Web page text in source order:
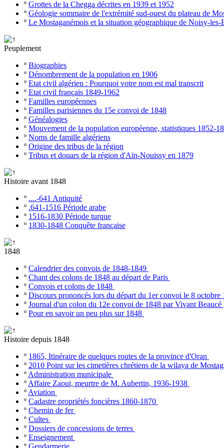
º Grottes de la Chegga décrites en 1939 et 1952
º Géologie sommaire de l'extrémité sud-ouest du plateau de
º Le Mostaganémois et la situation géographique de Noisy-les-
Peuplement
º Biographies
º Dénombrement de la population en 1906
º Etat civil algérien : Pourquoi votre nom est mal transcrit
º Etat civil français 1849-1962
º Familles européennes
º Familles parisiennes du 15e convoi de 1848
º Généalogies
º Mouvement de la population européenne, statistiques 1852-
º Noms de famille algériens
º Origine des tribus de la région
º Tribus et douars de la région d'Aïn-Nouissy en 1879
Histoire avant 1848
º ....-641 Antiquité
º .641-1516 Période arabe
º 1516-1830 Période turque
º 1830-1848 Conquête française
1848
º Calendrier des convois de 1848-1849
º Chant des colons de 1848 au départ de Paris
º Convois et colons de 1848
º Discours prononcés lors du départ du 1er convoi le 8 octobre
º Journal d'un colon du 12e convoi de 1848 par Vivant Beaucé
º Pour en savoir un peu plus sur 1848
Histoire depuis 1848
º 1865, Itinéraire de quelques routes de la province d'Oran
º 2010 Point sur les cimetières chrétiens de la wilaya de
º Administration municipale
º Affaire Zaoui, meurtre de M. Aubertin, 1936-1938
º Aviation
º Cadastre propriétés foncières 1860-1870
º Chemin de fer
º Cultes
º Dossiers de concessions de terres
º Enseignement
º Gendarmerie